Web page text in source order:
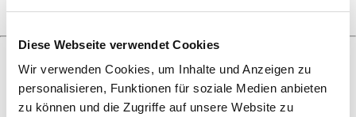
Diese Webseite verwendet Cookies
Wir verwenden Cookies, um Inhalte und Anzeigen zu
personalisieren, Funktionen für soziale Medien anbieten
zu können und die Zugriffe auf unsere Website zu
Was möchtest du als nächstes tun?